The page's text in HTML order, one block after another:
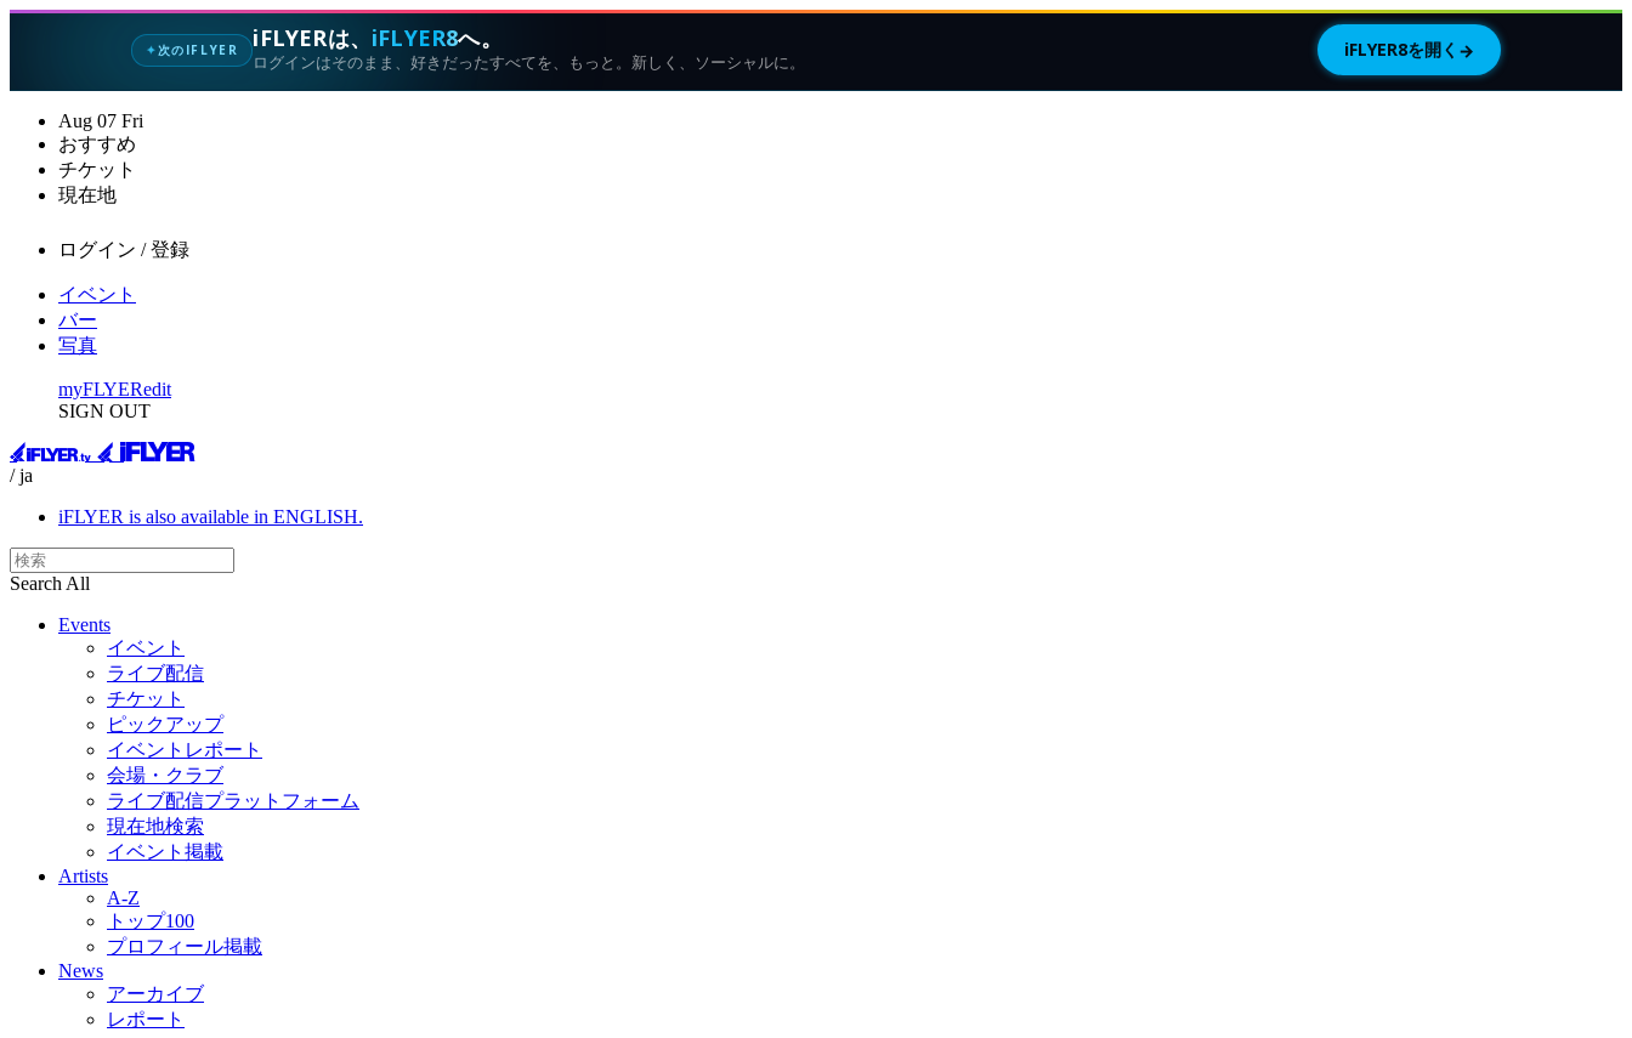
✦次のIFLYER iFLYERは、 iFLYER8へ。
ログインはそのまま、好きだったすべてを、もっと。新しく、ソーシャルに。
iFLYER8を開く →
Aug 07 Fri
おすすめ
チケット
現在地
ログイン / 登録
イベント
バー
写真
myFLYERedit
SIGN OUT
/ ja
iFLYER is also available in ENGLISH.
Search All
Events
イベント
ライブ配信
チケット
ピックアップ
イベントレポート
会場・クラブ
ライブ配信プラットフォーム
現在地検索
イベント掲載
Artists
A-Z
トップ100
プロフィール掲載
News
アーカイブ
レポート